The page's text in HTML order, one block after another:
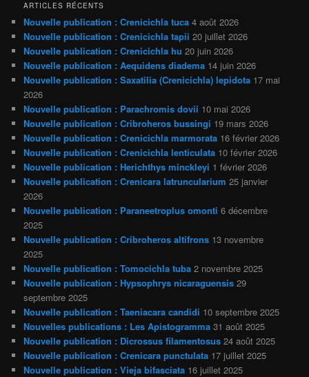
ARTICLES RÉCENTS
Nouvelle publication : Crenicichla tuca 4 août 2026
Nouvelle publication : Crenicichla tapii 20 juillet 2026
Nouvelle publication : Crenicichla hu 20 juin 2026
Nouvelle publication : Aequidens diadema 14 juin 2026
Nouvelle publication : Saxatilia (Crenicichla) lepidota 17 mai
2026
Nouvelle publication : Parachromis dovii 10 mai 2026
Nouvelle publication : Cribroheros bussingi 19 mars 2026
Nouvelle publication : Crenicichla marmorata 16 février 2026
Nouvelle publication : Crenicichla lenticulata 10 février 2026
Nouvelle publication : Herichthys minckleyi 1 février 2026
Nouvelle publication : Crenicara latruncularium 25 janvier
2026
Nouvelle publication : Paraneetroplus omonti 6 décembre
2025
Nouvelle publication : Cribroheros altifrons 13 novembre
2025
Nouvelle publication : Tomocichla tuba 2 novembre 2025
Nouvelle publication : Hypsophrys nicaraguensis 29
septembre 2025
Nouvelle publication : Taeniacara candidi 10 septembre 2025
Nouvelles publications : Les Apistogramma 31 août 2025
Nouvelle publication : Dicrossus filamentosus 24 août 2025
Nouvelle publication : Crenicara punctulata 17 juillet 2025
Nouvelle publication : Vieja bifasciata 16 juillet 2025